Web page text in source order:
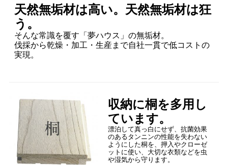
天然無垢材は高い。天然無垢材は狂
う。
そんな常識を覆す「夢ハウス」の無垢材。
伐採から乾燥・加工・生産まで自社一貫で低コストの
実現。
収納に桐を多用し
ています。
漂泊して真っ白にせず、抗菌効果
のあるタンニンの性能を失わない
ようにした桐を、押入やクローゼ
ットに使い、大切な衣類などを虫
や湿気から守ります。